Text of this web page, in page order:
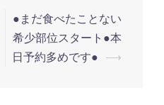
●まだ食べたことない
希少部位スタート●本
日予約多めです● ⟶